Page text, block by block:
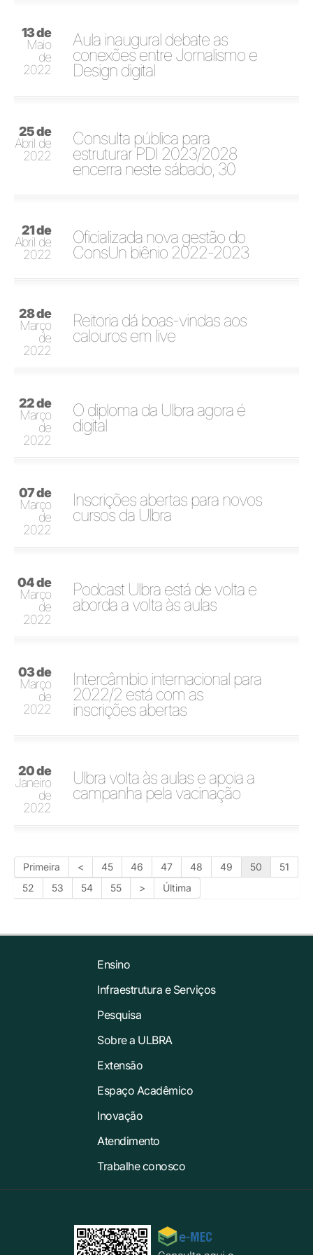
13 de
Maio
de
2022
Aula inaugural debate as
conexões entre Jornalismo e
Design digital
25 de
Abril de
2022
Consulta pública para
estruturar PDI 2023/2028
encerra neste sábado, 30
21 de
Abril de
2022
Oficializada nova gestão do
ConsUn biênio 2022-2023
28 de
Março
de
2022
Reitoria dá boas-vindas aos
calouros em live
22 de
Março
de
2022
O diploma da Ulbra agora é
digital
07 de
Março
de
2022
Inscrições abertas para novos
cursos da Ulbra
04 de
Março
de
2022
Podcast Ulbra está de volta e
aborda a volta às aulas
03 de
Março
de
2022
Intercâmbio internacional para
2022/2 está com as
inscrições abertas
20 de
Janeiro
de
2022
Ulbra volta às aulas e apoia a
campanha pela vacinação
Primeira < 45 46 47 48 49 50
51
52
53 54 55 > Última
Ensino
Infraestrutura e Serviços
Pesquisa
Sobre a ULBRA
Extensão
Espaço Acadêmico
Inovação
Atendimento
Trabalhe conosco